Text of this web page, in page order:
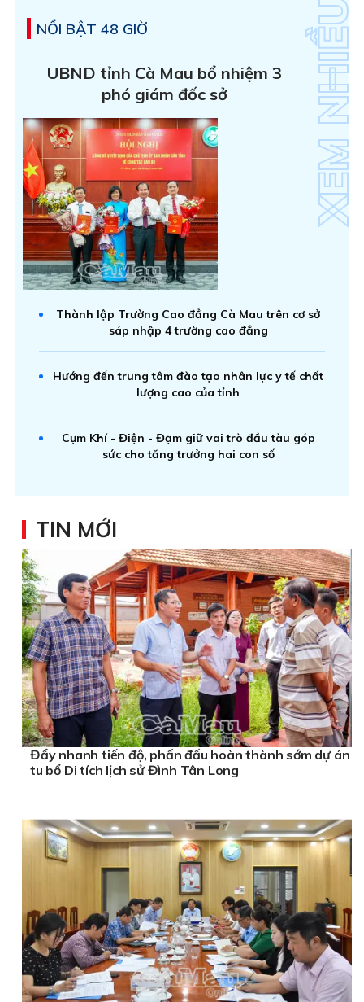
NỔI BẬT 48 GIỜ
UBND tỉnh Cà Mau bổ nhiệm 3
phó giám đốc sở
Thành lập Trường Cao đẳng Cà Mau trên cơ sở
sáp nhập 4 trường cao đẳng
Hướng đến trung tâm đào tạo nhân lực y tế chất
lượng cao của tỉnh
Cụm Khí - Điện - Đạm giữ vai trò đầu tàu góp
sức cho tăng trưởng hai con số
TIN MỚI
Đẩy nhanh tiến độ, phấn đấu hoàn thành sớm dự án
tu bổ Di tích lịch sử Đình Tân Long